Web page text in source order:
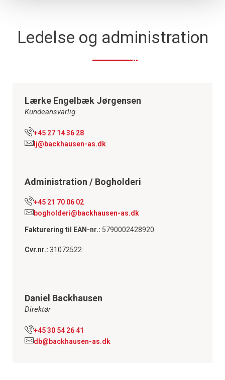
Ledelse og administration
Lærke Engelbæk Jørgensen
Kundeansvarlig
+45 27 14 36 28
lj@backhausen-as.dk
Administration / Bogholderi
+45 21 70 06 02
bogholderi@backhausen-as.dk
Fakturering til EAN-nr.: 5790002428920
Cvr.nr.: 31072522
Daniel Backhausen
Direktør
+45 30 54 26 41
db@backhausen-as.dk